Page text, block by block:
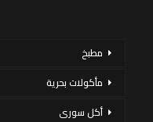
مطبخ
مأكولات بحرية
أكل سورى